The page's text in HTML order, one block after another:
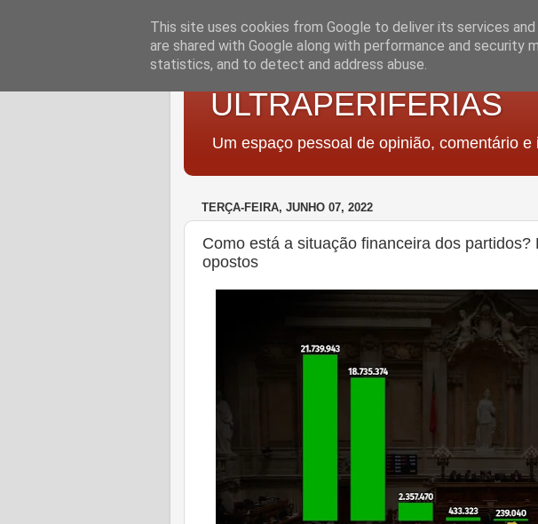
ULTRAPERIFERIAS
Um espaço pessoal de opinião, comentário e
TERÇA-FEIRA, JUNHO 07, 2022
Como está a situação financeira dos partidos?
opostos
This site uses cookies from Google to deliver its services
are shared with Google along with performance and security
statistics, and to detect and address abuse.